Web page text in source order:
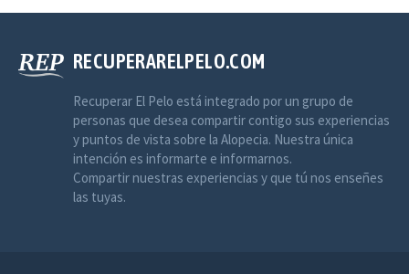
RECUPERARELPELO.COM
Recuperar El Pelo está integrado por un grupo de
personas que desea compartir contigo sus experiencias
y puntos de vista sobre la Alopecia. Nuestra única
intención es informarte e informarnos.
Compartir nuestras experiencias y que tú nos enseñes
las tuyas.